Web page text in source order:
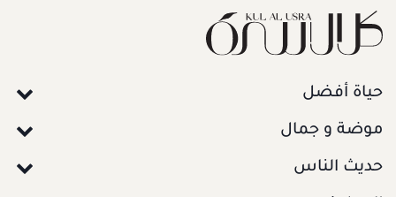
حياة أفضل
موضة و جمال
حديث الناس